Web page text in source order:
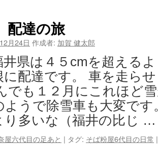
達の旅
月24日 作成者: 加賀 健太郎
井県は４５cmを超える
に配達です。 車を走ら
でも１２月にこれほど
ようで除雪車も大変です
り多いな（福井の比じ
屋六代目の足あと | タグ: そば粉屋6代目の日常 |